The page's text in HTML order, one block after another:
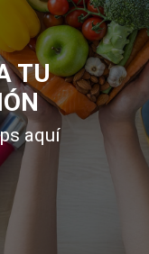
TU
aquí